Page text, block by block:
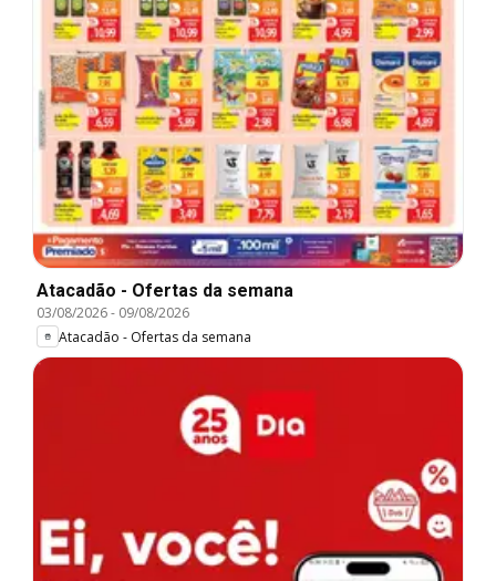
Atacadão - Ofertas da semana
03/08/2026- 09/08/2026
Atacadão - Ofertas da semana